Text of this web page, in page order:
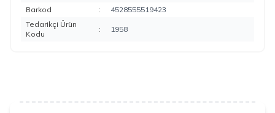
Barkod
:
4528555519423
Tedarikçi Ürün
Kodu
: 1958